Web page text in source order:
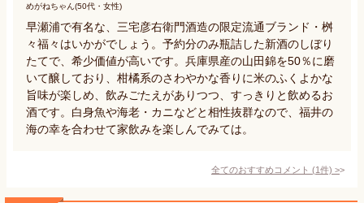
めがねちゃん(50代・女性)
早瀬浦で有名な、三宅彦右衛門酒造の限定流通ブランド・桝
々福々はいかがでしょう。予約分のみ瓶詰した新酒のしぼり
たてで、希少価値が高いです。兵庫県産の山田錦を50％に磨
いて醸しており、柑橘系のさわやかな香りに米のふくよかな
旨味が楽しめ、飲みごたえがありつつ、すっきりと飲めるお
酒です。白身魚や海老・カニなどと相性抜群なので、福井の
海の幸を合わせて家飲みを楽しんでみては。
全てのおすすめコメント (1件) >